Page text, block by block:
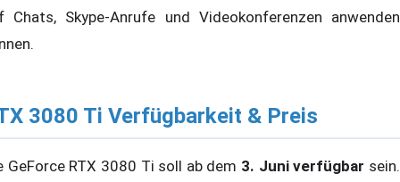
Chats, Skype-Anrufe und Videokonferenzen anwenden
3080 Ti Verfügbarkeit & Preis
GeForce RTX 3080 Ti soll ab dem 3. Juni verfügbar sein.